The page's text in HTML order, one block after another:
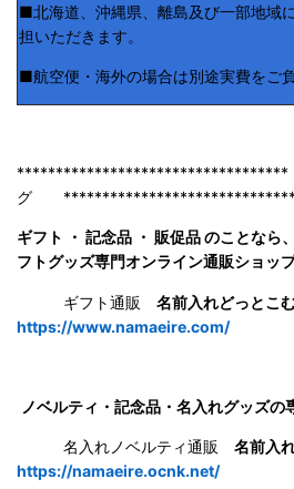
■北海道、沖縄県、離島及び一部地域
担いただきます。
■航空便・海外の場合は別途実費をご
グ
ギフト ・ 記念品 ・ 販促品 のことなら
フトグッズ専門オンライン通販ショッ
ギフト通販 名前入れどっと
https://www.namaeire.com/
ノベルティ・記念品・名入れグッズの
名入れノベルティ通販 名前入
https://namaeire.ocnk.net/